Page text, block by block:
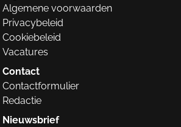
Algemene voorwaarden
Privacybeleid
Cookiebeleid
Vacatures
Contact
Contactformulier
Redactie
Nieuwsbrief